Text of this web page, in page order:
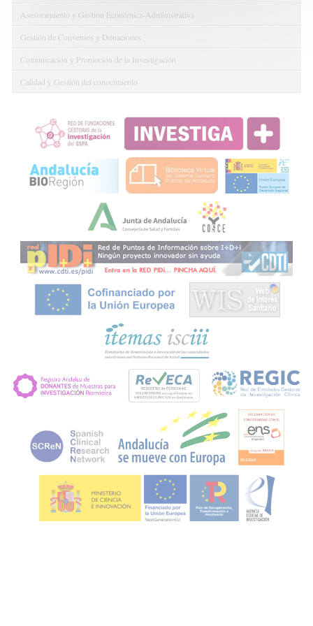
Asesoramiento y Gestión Económica-Administrativa
Gestión de Convenios y Donaciones
Comunicación y Promoción de la Investigación
Calidad y Gestión del conocimiento